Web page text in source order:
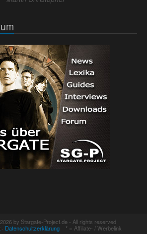
by Stargate-Project.de - All rights reserved
· Datenschultzerklärung* = Affiliate- / Werbelink